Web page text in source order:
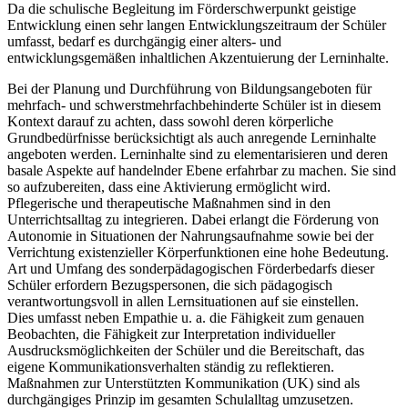
Da die schulische Begleitung im Förderschwerpunkt geistige
Entwicklung einen sehr langen Entwicklungszeitraum der Schüler
umfasst, bedarf es durchgängig einer alters- und
entwicklungsgemäßen inhaltlichen Akzentuierung der Lerninhalte.
Bei der Planung und Durchführung von Bildungsangeboten für
mehrfach- und schwerstmehrfachbehinderte Schüler ist in diesem
Kontext darauf zu achten, dass sowohl deren körperliche
Grundbedürfnisse berücksichtigt als auch anregende Lerninhalte
angeboten werden. Lerninhalte sind zu elementarisieren und deren
basale Aspekte auf handelnder Ebene erfahrbar zu machen. Sie sind
so aufzubereiten, dass eine Aktivierung ermöglicht wird.
Pflegerische und therapeutische Maßnahmen sind in den
Unterrichtsalltag zu integrieren. Dabei erlangt die Förderung von
Autonomie in Situationen der Nahrungsaufnahme sowie bei der
Verrichtung existenzieller Körperfunktionen eine hohe Bedeutung.
Art und Umfang des sonderpädagogischen Förderbedarfs dieser
Schüler erfordern Bezugspersonen, die sich pädagogisch
verantwortungsvoll in allen Lernsituationen auf sie einstellen.
Dies umfasst neben Empathie u. a. die Fähigkeit zum genauen
Beobachten, die Fähigkeit zur Interpretation individueller
Ausdrucksmöglichkeiten der Schüler und die Bereitschaft, das
eigene Kommunikationsverhalten ständig zu reflektieren.
Maßnahmen zur Unterstützten Kommunikation (UK) sind als
durchgängiges Prinzip im gesamten Schulalltag umzusetzen.